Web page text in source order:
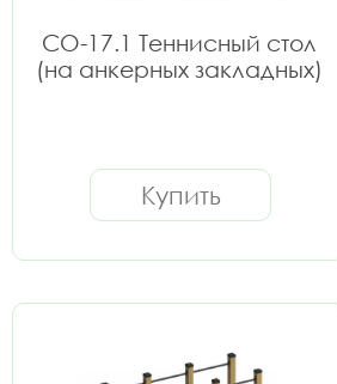
СО-17.1 Теннисный стол
(на анкерных закладных)
Купить